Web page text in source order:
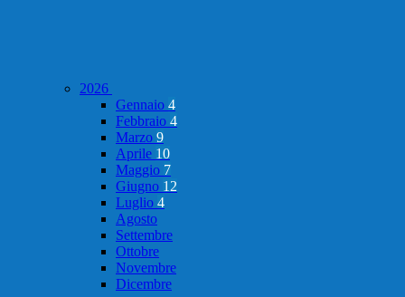
2026
Gennaio 4
Febbraio 4
Marzo 9
Aprile 10
Maggio 7
Giugno 12
Luglio 4
Agosto
Settembre
Ottobre
Novembre
Dicembre